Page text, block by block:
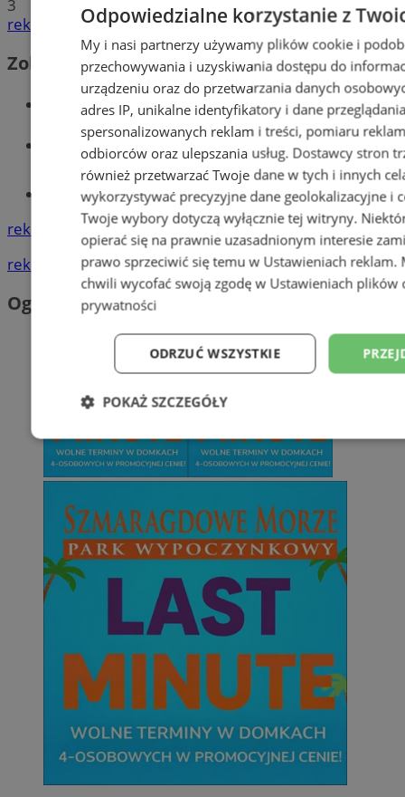
3
reklama
Zobacz również
Wiadomości kryminalne w Orzeszu
Wiadomości lokalne
Tworzenie stron www - Orzesze
reklama
reklama
Ogłoszenia
Odpowiedzialne korzystanie z
My i nasi partnerzy używamy plików cookie i
przechowywania i uzyskiwania dostępu do
urządzeniu oraz do przetwarzania danych
adres IP, unikalne identyfikatory i dane
spersonalizowanych reklam i treści, pomiaru
odbiorców oraz ulepszania usług. Dostawcy stron
również przetwarzać Twoje dane w tych i innych
wykorzystywać precyzyjne dane geolokalizacyjne i
Twoje wybory dotyczą wyłącznie tej witryny.
opierać się na prawnie uzasadnionym interesie
prawo sprzeciwić się temu w Ustawieniach reklam.
chwili wycofać swoją zgodę w Ustawieniach plików
prywatności
ODRZUĆ WSZYSTKIE
POKAŻ SZCZEGÓŁY
Niezbędne Wydajność
Niesklasyfikowane
Niezbędne Wydajność Targetowanie
Niezbędne pliki cookie umożliwiają korzystanie z podstawowych
takich jak logowanie użytkownika i zarządzanie kontem. Bez
można prawidłowo korzystać ze strony internetowej.
Nazwa
Provider /
Domena
orzesze.com.pl